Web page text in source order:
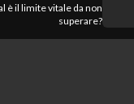
è il limite vitale da non
superare?